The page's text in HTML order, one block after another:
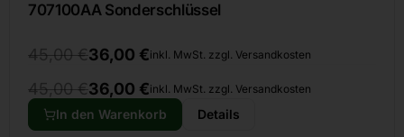
707100AA Sonderschlüssel
45,00 €36,00 €inkl. MwSt. zzgl. Versandkosten
45,00 €36,00 €inkl. MwSt. zzgl. Versandkosten
In den Warenkorb Details